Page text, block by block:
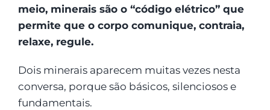
meio, minerais são o “código elétrico” que
permite que o corpo comunique, contraia,
relaxe, regule.
Dois minerais aparecem muitas vezes nesta
conversa, porque são básicos, silenciosos e
fundamentais.